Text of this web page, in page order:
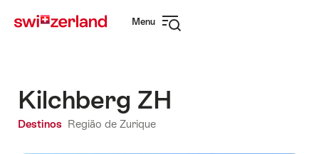
em
rápida
Menu
Kilchberg ZH
Destinos Região de Zurique